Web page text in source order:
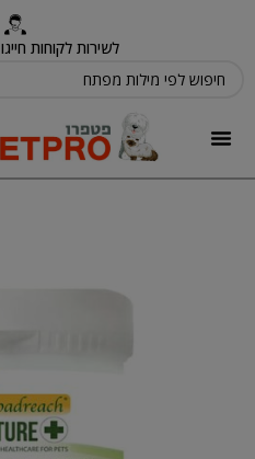
לשירות לקוחות חייגו